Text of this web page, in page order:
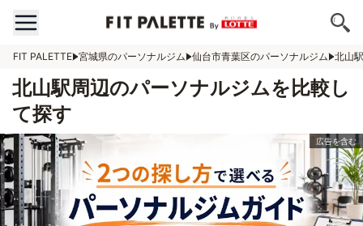
FIT PALETTE 宮城県のパーソナルジム 仙台市青葉区のパーソナルジム 北山
北山駅周辺のパーソナルジムを比較し
て探す